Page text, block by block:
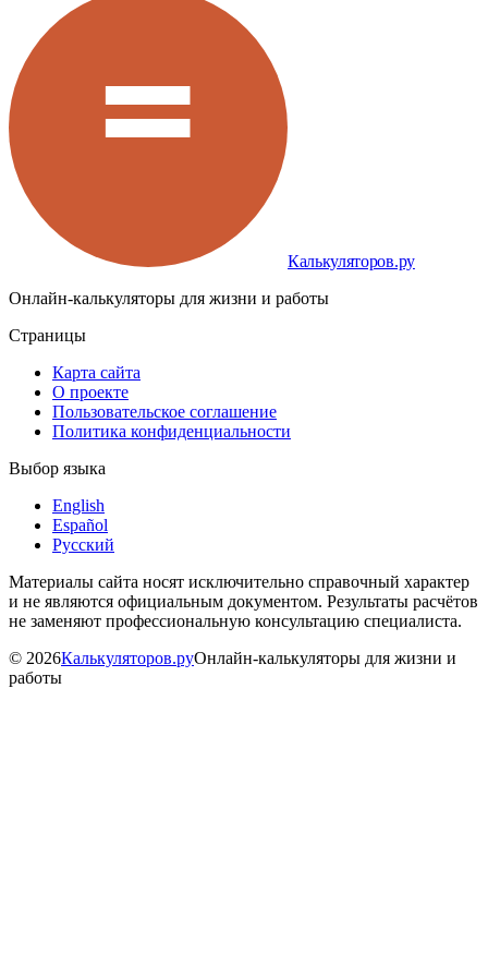
Калькуляторов.ру
Онлайн-калькуляторы для жизни и работы
Страницы
Карта сайта
О проекте
Пользовательское соглашение
Политика конфиденциальности
Выбор языка
English
Español
Русский
Материалы сайта носят исключительно справочный характер
и не являются официальным документом. Результаты расчётов
не заменяют профессиональную консультацию специалиста.
© 2026Калькуляторов.руОнлайн-калькуляторы для жизни и
работы